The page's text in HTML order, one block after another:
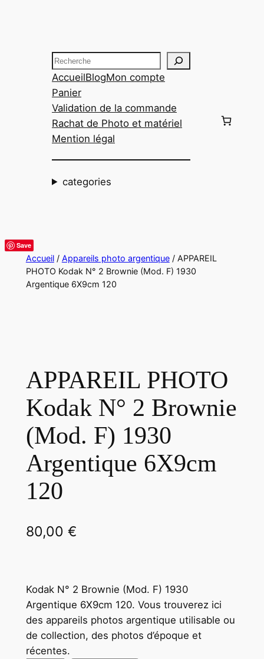
Recherche
AccueilBlogMon compte
Panier
Validation de la commande
Rachat de Photo et matériel
Mention légal
categories
Save
Accueil/ Appareils photo argentique/ APPAREIL
PHOTO Kodak N° 2 Brownie (Mod. F) 1930
Argentique 6X9cm 120
APPAREIL PHOTO
Kodak N° 2 Brownie
(Mod. F) 1930
Argentique 6X9cm
120
80,00 €
Kodak N° 2 Brownie (Mod. F) 1930
Argentique 6X9cm 120. Vous trouverez ici
des appareils photos argentique utilisable ou
de collection, des photos d’époque et
récentes.